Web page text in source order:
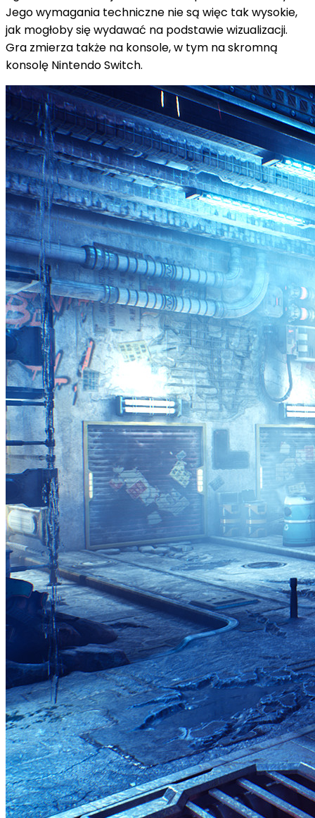
Jego wymagania techniczne nie są więc tak wysokie,
jak mogłoby się wydawać na podstawie wizualizacji.
Gra zmierza także na konsole, w tym na skromną
konsolę Nintendo Switch.